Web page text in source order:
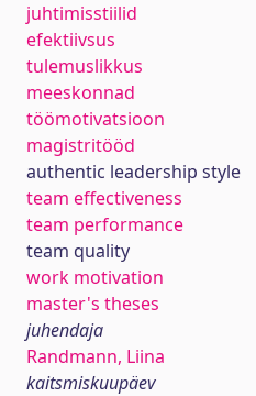
juhtimisstiilid
efektiivsus
tulemuslikkus
meeskonnad
töömotivatsioon
magistritööd
authentic leadership style
team effectiveness
team performance
team quality
work motivation
master's theses
juhendaja
Randmann, Liina
kaitsmiskuupäev